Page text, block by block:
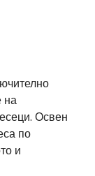
на
Освен
по
и